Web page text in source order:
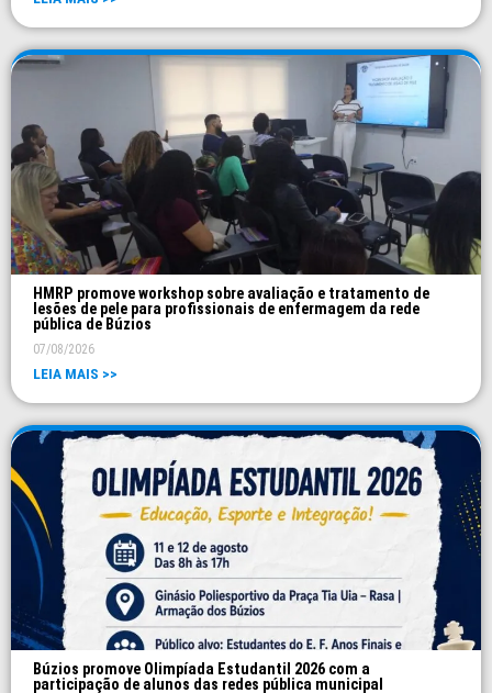
HMRP promove workshop sobre avaliação e tratamento de
lesões de pele para profissionais de enfermagem da rede
pública de Búzios
07/08/2026
LEIA MAIS >>
Búzios promove Olimpíada Estudantil 2026 com a
participação de alunos das redes pública municipal